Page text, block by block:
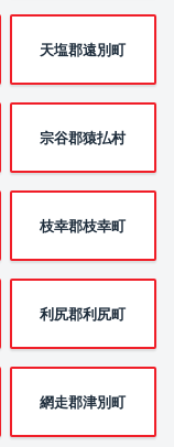
天塩郡遠別町
宗谷郡猿払村
枝幸郡枝幸町
利尻郡利尻町
網走郡津別町